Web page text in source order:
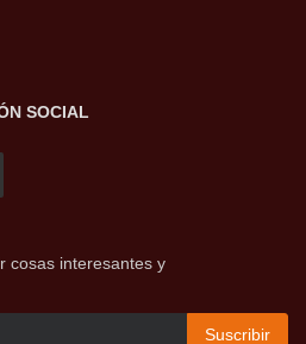
SOCIAL
cosas interesantes y
Suscribir